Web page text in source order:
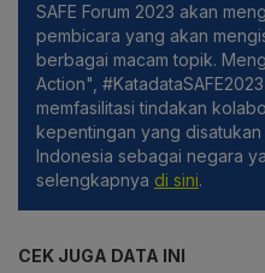
SAFE Forum 2023 akan
pembicara yang akan
berbagai macam topik.
Action",
memfasilitasi tindakan
kepentingan yang disatukan
Indonesia sebagai negara
selengkapnya di sini.
CEK JUGA DATA INI